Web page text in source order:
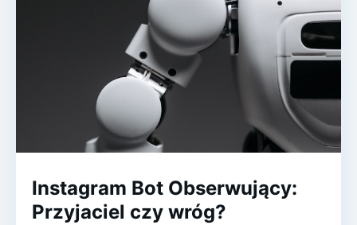
Instagram Bot Obserwujący:
Przyjaciel czy wróg?